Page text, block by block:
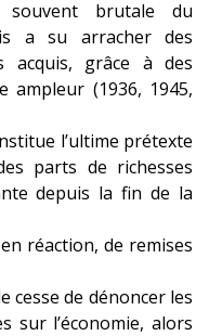
brutale du
a su arracher des
acquis, grâce à des
ampleur (1936, 1945,
l’ultime prétexte
parts de richesses
depuis la fin de la
réaction, de remises
cesse de dénoncer les
sur l’économie, alors